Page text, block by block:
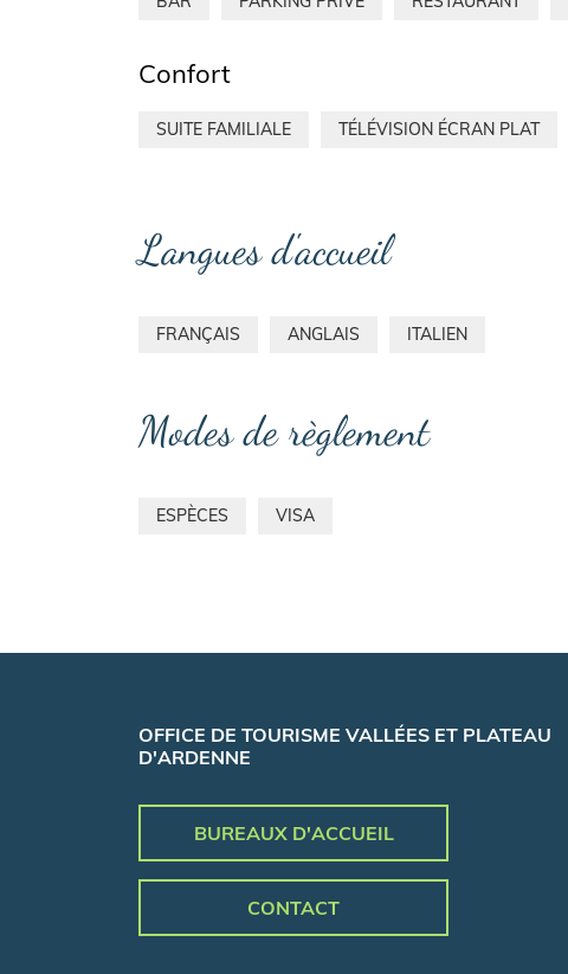
Confort
SUITE FAMILIALE TÉLÉVISION ÉCRAN PLAT
Langues d'accueil
FRANÇAIS ANGLAIS ITALIEN
Modes de règlement
ESPÈCES VISA
OFFICE DE TOURISME VALLÉES ET PLATEAU
D'ARDENNE
BUREAUX D'ACCUEIL
CONTACT